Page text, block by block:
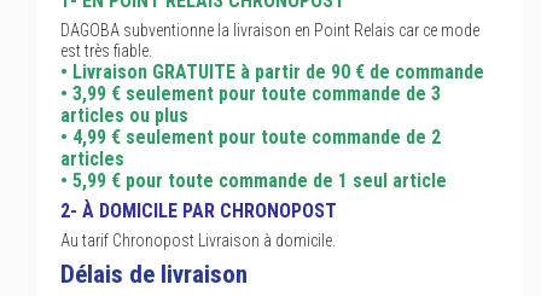
DAGOBA subventionne la livraison en Point Relais car ce mode
est très fiable.
• Livraison GRATUITE à partir de 90 € de commande
• 3,99 € seulement pour toute commande de 3
articles ou plus
• 4,99 € seulement pour toute commande de 2
articles
• 5,99 € pour toute commande de 1 seul article
2- À DOMICILE PAR CHRONOPOST
Au tarif Chronopost Livraison à domicile.
Délais de livraison